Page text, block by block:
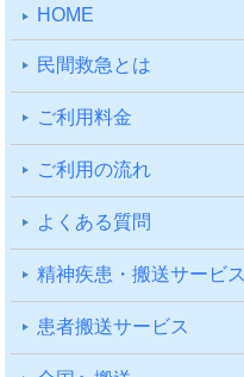
HOME
⺠間救急とは
ご利⽤料⾦
ご利⽤の流れ
よくある質問
精神疾患・搬送サービス
患者搬送サービス